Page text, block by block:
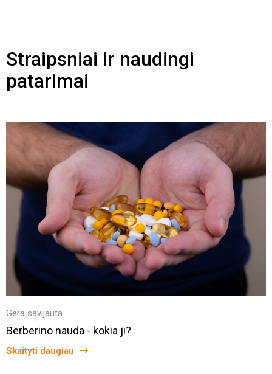
Straipsniai ir naudingi
patarimai
Gera savijauta
Berberino nauda - kokia ji?
Skaityti daugiau